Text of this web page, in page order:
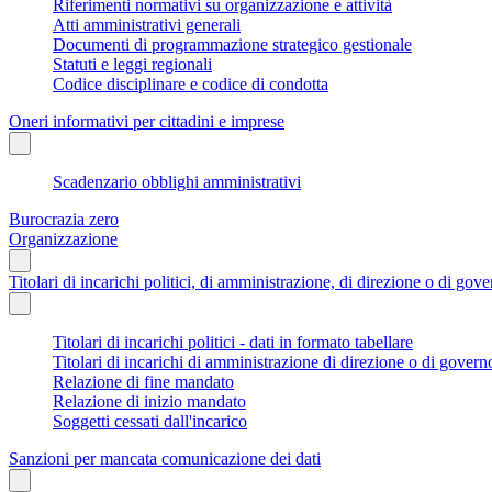
Riferimenti normativi su organizzazione e attività
Atti amministrativi generali
Documenti di programmazione strategico gestionale
Statuti e leggi regionali
Codice disciplinare e codice di condotta
Oneri informativi per cittadini e imprese
Scadenzario obblighi amministrativi
Burocrazia zero
Organizzazione
Titolari di incarichi politici, di amministrazione, di direzione o di
Titolari di incarichi politici - dati in formato tabellare
Titolari di incarichi di amministrazione di direzione o di
Relazione di fine mandato
Relazione di inizio mandato
Soggetti cessati dall'incarico
Sanzioni per mancata comunicazione dei dati